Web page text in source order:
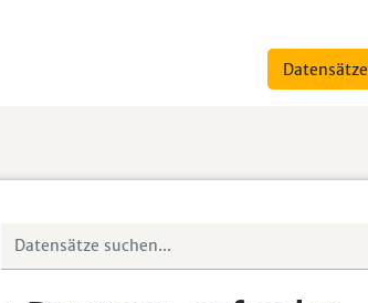
Datensätze